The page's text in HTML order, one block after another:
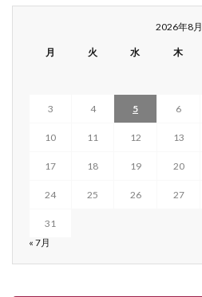
2026年8月
月 火 水 木
3 4 5 6
10 11 12 13
17 18 19 20
24 25 26 27
31
« 7月